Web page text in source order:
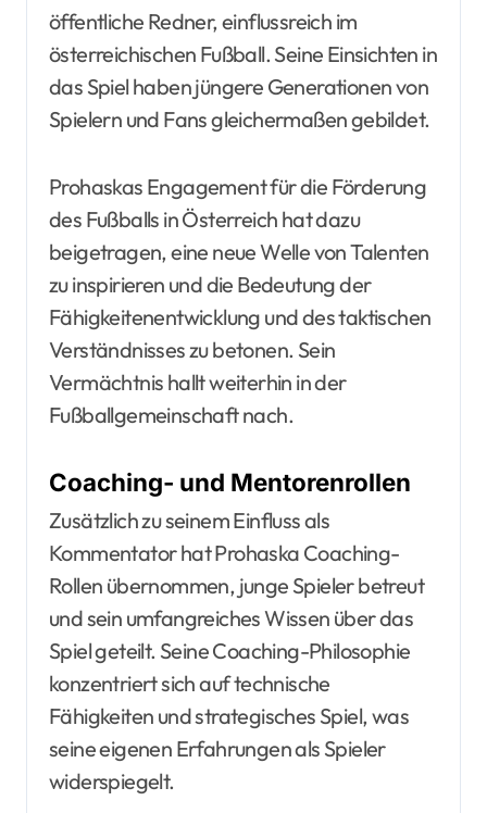
öffentliche Redner, einflussreich im
österreichischen Fußball. Seine Einsichten in
das Spiel haben jüngere Generationen von
Spielern und Fans gleichermaßen gebildet.
Prohaskas Engagement für die Förderung
des Fußballs in Österreich hat dazu
beigetragen, eine neue Welle von Talenten
zu inspirieren und die Bedeutung der
Fähigkeitenentwicklung und des taktischen
Verständnisses zu betonen. Sein
Vermächtnis hallt weiterhin in der
Fußballgemeinschaft nach.
Coaching- und Mentorenrollen
Zusätzlich zu seinem Einfluss als
Kommentator hat Prohaska Coaching-
Rollen übernommen, junge Spieler betreut
und sein umfangreiches Wissen über das
Spiel geteilt. Seine Coaching-Philosophie
konzentriert sich auf technische
Fähigkeiten und strategisches Spiel, was
seine eigenen Erfahrungen als Spieler
widerspiegelt.